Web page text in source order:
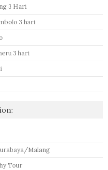
3 Hari
3 hari
3 hari
Malang
Tour